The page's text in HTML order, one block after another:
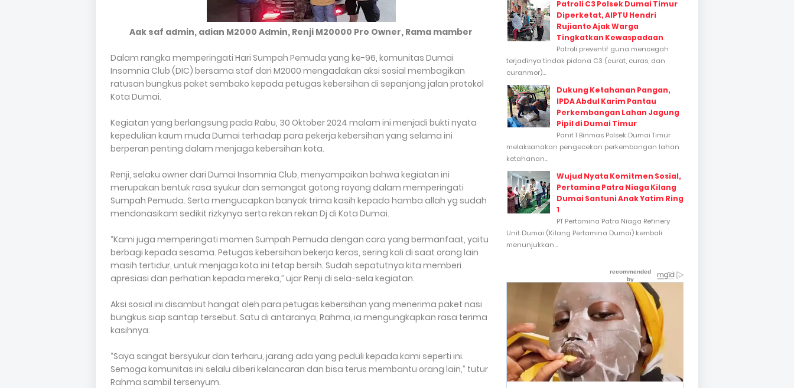
Aak saf admin, adian M2000 Admin, Renji M20000 Pro Owner, Rama mamber
Dalam rangka memperingati Hari Sumpah Pemuda yang ke-96, komunitas Dumai
Insomnia Club (DIC) bersama staf dari M2000 mengadakan aksi sosial membagikan
ratusan bungkus paket sembako kepada petugas kebersihan di sepanjang jalan protokol
Kota Dumai.
Kegiatan yang berlangsung pada Rabu, 30 Oktober 2024 malam ini menjadi bukti nyata
kepedulian kaum muda Dumai terhadap para pekerja kebersihan yang selama ini
berperan penting dalam menjaga kebersihan kota.
Renji, selaku owner dari Dumai Insomnia Club, menyampaikan bahwa kegiatan ini
merupakan bentuk rasa syukur dan semangat gotong royong dalam memperingati
Sumpah Pemuda. Serta mengucapkan banyak trima kasih kepada hamba allah yg sudah
mendonasikam sedikit rizkynya serta rekan rekan Dj di Kota Dumai.
“Kami juga memperingati momen Sumpah Pemuda dengan cara yang bermanfaat, yaitu
berbagi kepada sesama. Petugas kebersihan bekerja keras, sering kali di saat orang lain
masih tertidur, untuk menjaga kota ini tetap bersih. Sudah sepatutnya kita memberi
apresiasi dan perhatian kepada mereka,” ujar Renji di sela-sela kegiatan.
Aksi sosial ini disambut hangat oleh para petugas kebersihan yang menerima paket nasi
bungkus siap santap tersebut. Satu di antaranya, Rahma, ia mengungkapkan rasa terima
kasihnya.
“Saya sangat bersyukur dan terharu, jarang ada yang peduli kepada kami seperti ini.
Semoga komunitas ini selalu diberi kelancaran dan bisa terus membantu orang lain,” tutur
Rahma sambil tersenyum.
Patroli C3 Polsek Dumai Timur
Diperketat, AIPTU Hendri
Rujianto Ajak Warga
Tingkatkan Kewaspadaan
Patroli preventif guna mencegah
terjadinya tindak pidana C3 (curat, curas, dan
curanmor)...
Dukung Ketahanan Pangan,
IPDA Abdul Karim Pantau
Perkembangan Lahan Jagung
Pipil di Dumai Timur
Panit 1 Binmas Polsek Dumai Timur
melaksanakan pengecekan perkembangan lahan
ketahanan...
Wujud Nyata Komitmen Sosial,
Pertamina Patra Niaga Kilang
Dumai Santuni Anak Yatim Ring
1
PT Pertamina Patra Niaga Refinery
Unit Dumai (Kilang Pertamina Dumai) kembali
menunjukkan...